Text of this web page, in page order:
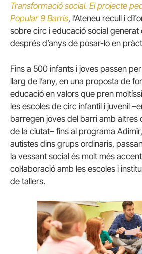
Transformació social. El projecte
Popular 9 Barris, l’Ateneu recull i
sobre circ i educació social generat
després d’anys de posar-lo en
Fins a 500 infants i joves passen
llarg de l’any, en una proposta de
educació en valors que pren
les escoles de circ infantil i juvenil
barregen joves del barri amb altres
de la ciutat– fins al programa
autistes dins grups ordinaris,
la vessant social és molt més
col·laboració amb les escoles i
de tallers.